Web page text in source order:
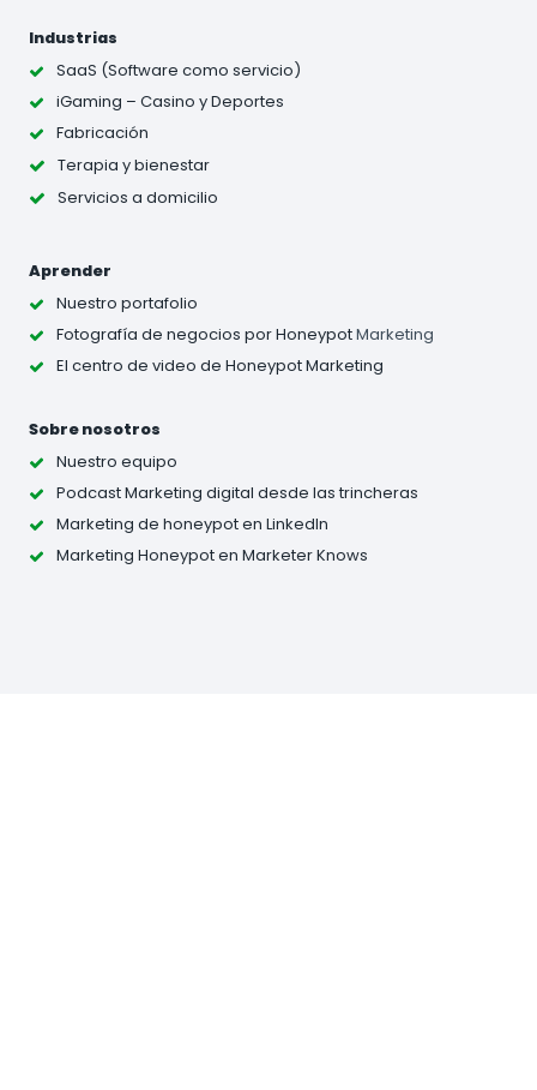
Industrias
SaaS (Software como servicio)
iGaming – Casino y Deportes
Fabricación
Terapia y bienestar
Servicios a domicilio
Aprender
Nuestro portafolio
Fotografía de negocios por HoneypotMarketing
El centro de video de Honeypot Marketing
Sobre nosotros
Nuestro equipo
Podcast Marketing digital desde las trincheras
Marketing de honeypot en LinkedIn
Marketing Honeypot en Marketer Knows